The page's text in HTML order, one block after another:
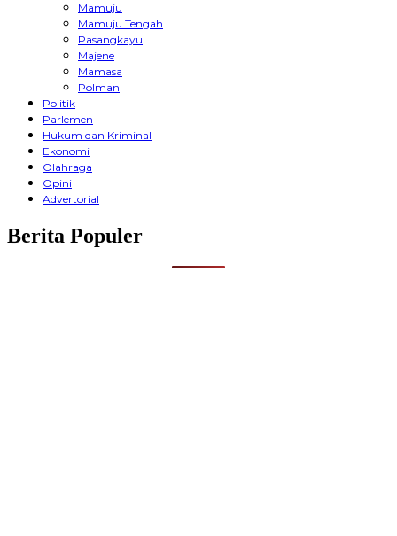
Mamuju
Mamuju Tengah
Pasangkayu
Majene
Mamasa
Polman
Politik
Parlemen
Hukum dan Kriminal
Ekonomi
Olahraga
Opini
Advertorial
Berita Populer